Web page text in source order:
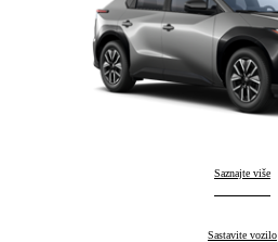
Toyota bZ4X
Saznajte više
Toyota bZ4X:
Sastavite vozilo